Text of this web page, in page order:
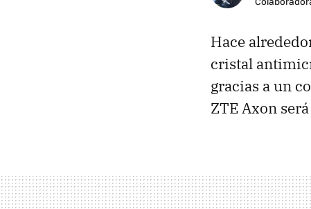
Hace
cristal
gracias a un
ZTE Axon